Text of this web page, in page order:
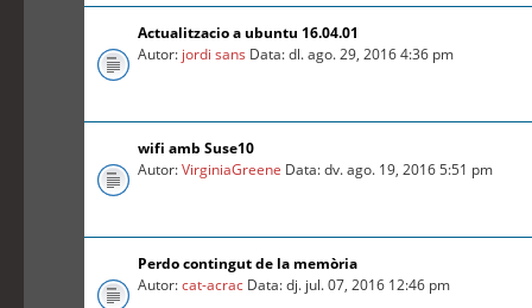
Actualitzacio a ubuntu 16.04.01
Autor: jordi sans Data: dl. ago. 29, 2016 4:36 pm
wifi amb Suse10
Autor:VirginiaGreene Data: dv. ago. 19, 2016 5:51 pm
Perdo contingut de la memòria
Autor:cat-acrac Data: dj. jul. 07, 2016 12:46 pm